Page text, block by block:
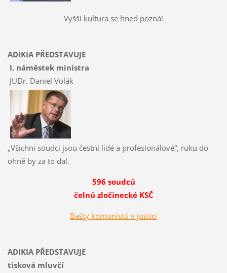
Vyšší kultura se hned pozná!
ADIKIA PŘEDSTAVUJE
I. náměstek ministra
JUDr. Daniel Volák
„Všichni soudci jsou čestní lidé a profesionálové“, ruku do
ohně by za to dal.
596 soudců
čelnů zločinecké KSČ
Bašty komunistů v justici
ADIKIA PŘEDSTAVUJE
tisková mluvčí